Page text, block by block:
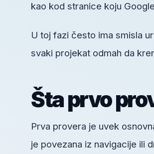
kao kod stranice koju
U toj fazi često ima smisla
svaki projekat odmah da
Šta prvo
Prva provera je uvek
je povezana iz navigacije ili